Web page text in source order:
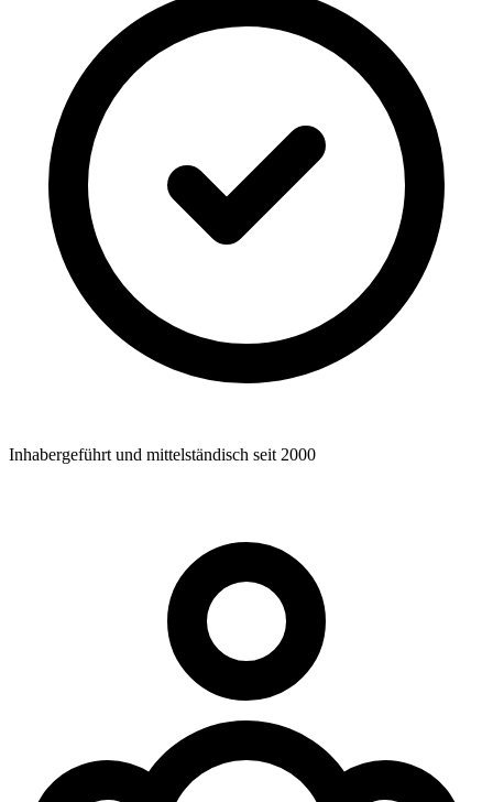
Inhabergeführt und mittelständisch seit 2000